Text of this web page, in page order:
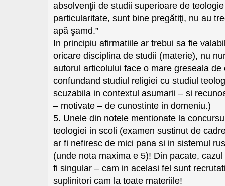
absolvenţii de studii superioare de
particularitate, sunt bine pregătiţi, nu au
apă şamd.”
In principiu afirmatiile ar trebui sa fie
oricare disciplina de studii (materie), nu
autorul articolului face o mare greseala de
confundand studiul religiei cu studiul
scuzabila in contextul asumarii – si
– motivate – de cunostinte in domeniu.)
5. Unele din notele mentionate la
teologiei in scoli (examen sustinut de
ar fi nefiresc de mici pana si in sistemul
(unde nota maxima e 5)! Din pacate,
fi singular – cam in acelasi fel sunt
suplinitori cam la toate materiile!